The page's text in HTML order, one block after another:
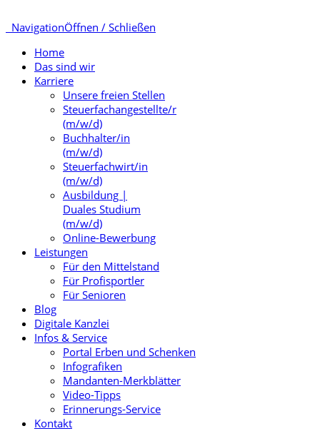
NavigationÖffnen / Schließen
Home
Das sind wir
Karriere
Unsere freien Stellen
Steuerfachangestellte/r
(m/w/d)
Buchhalter/in
(m/w/d)
Steuerfachwirt/in
(m/w/d)
Ausbildung |
Duales Studium
(m/w/d)
Online-Bewerbung
Leistungen
Für den Mittelstand
Für Profisportler
Für Senioren
Blog
Digitale Kanzlei
Infos & Service
Portal Erben und Schenken
Infografiken
Mandanten-Merkblätter
Video-Tipps
Erinnerungs-Service
Kontakt